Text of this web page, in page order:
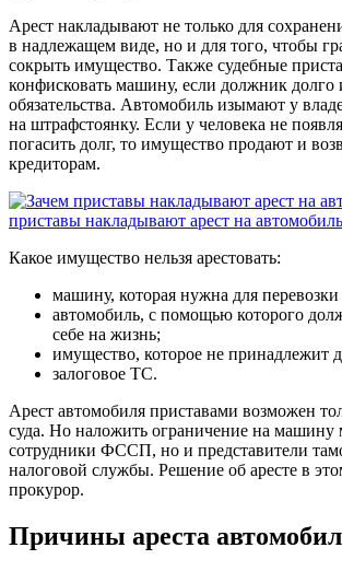
Арест накладывают не только для
в надлежащем виде, но и для того, чтобы
сокрыть имущество. Также судебные
конфисковать машину, если должник долго
обязательства. Автомобиль изымают у
на штрафстоянку. Если у человека не
погасить долг, то имущество продают и
кредиторам.
приставы накладывают арест на автомобиль
Какое имущество нельзя арестовать:
машину, которая нужна для
автомобиль, с помощью которого
себе на жизнь;
имущество, которое не принадлежит
залоговое ТС.
Арест автомобиля приставами возможен
суда. Но наложить ограничение на машину
сотрудники ФССП, но и представители
налоговой службы. Решение об аресте в
прокурор.
Причины ареста